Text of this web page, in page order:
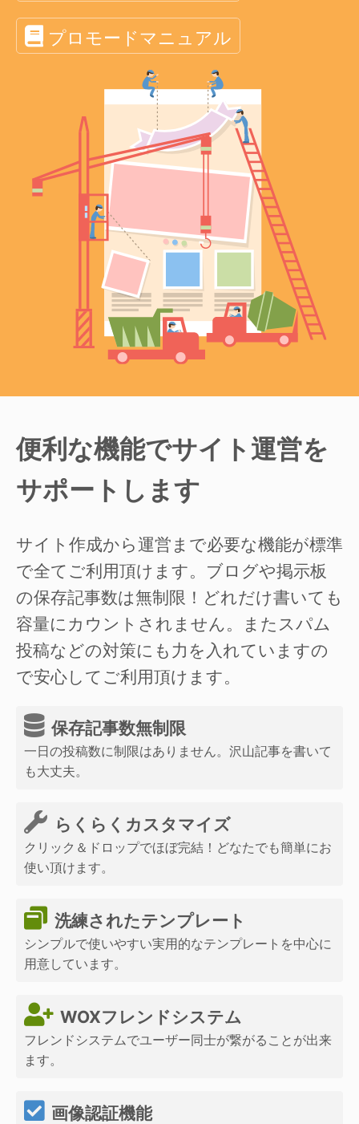
プロモードマニュアル
便利な機能でサイト運営を
サポートします
サイト作成から運営まで必要な機能が標準
で全てご利用頂けます。ブログや掲示板
の保存記事数は無制限！どれだけ書いても
容量にカウントされません。またスパム
投稿などの対策にも力を入れていますの
で安心してご利用頂けます。
保存記事数無制限
一日の投稿数に制限はありません。沢山記事を書いて
も大丈夫。
らくらくカスタマイズ
クリック＆ドロップでほぼ完結！どなたでも簡単にお
使い頂けます。
洗練されたテンプレート
シンプルで使いやすい実用的なテンプレートを中心に
用意しています。
WOXフレンドシステム
フレンドシステムでユーザー同士が繋がることが出来
ます。
画像認証機能